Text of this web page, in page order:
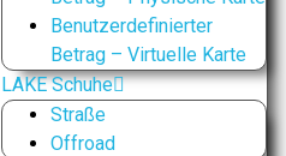
Benutzerdefinierter
Betrag – Virtuelle Karte
LAKE Schuhe
Straße
Offroad